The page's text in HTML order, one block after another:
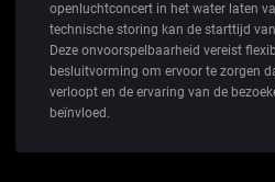
openluchtconcert in het water laten
technische storing kan de starttijd
Deze onvoorspelbaarheid vereist
besluitvorming om ervoor te zorgen
verloopt en de ervaring van de
beïnvloed.